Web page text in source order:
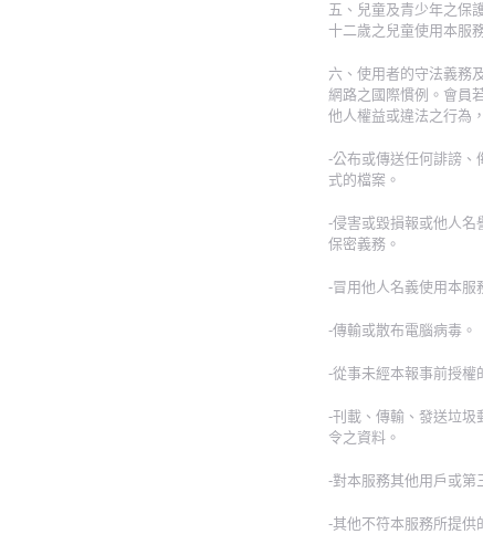
五、兒童及青少年之保
十二歲之兒童使用本服
六、使用者的守法義務
網路之國際慣例。會員
他人權益或違法之行為
-公布或傳送任何誹謗、
式的檔案。
-侵害或毀損報或他人名
保密義務。
-冒用他人名義使用本服
-傳輸或散布電腦病毒。
-從事未經本報事前授權
-刊載、傳輸、發送垃圾
令之資料。
-對本服務其他用戶或第
-其他不符本服務所提供